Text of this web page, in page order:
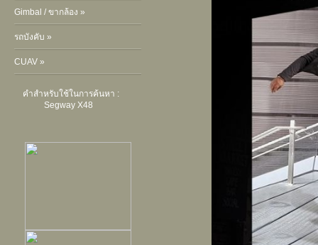
Gimbal / ขากล้อง »
รถบังคับ »
CUAV »
คำสำหรับใช้ในการค้นหา :
Segway X48